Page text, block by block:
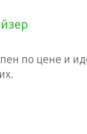
по цене и